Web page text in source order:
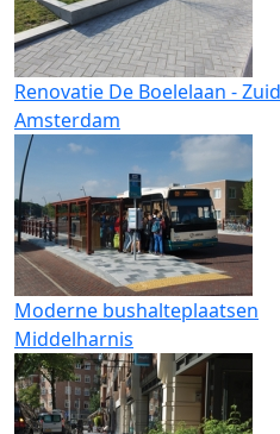
Renovatie De Boelelaan -
Amsterdam
Moderne bushalteplaatsen
Middelharnis